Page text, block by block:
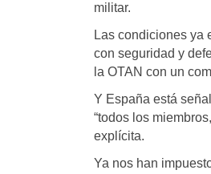
militar.
Las condiciones ya
con seguridad y
la OTAN con un
Y España está
“todos los
explícita.
Ya nos han